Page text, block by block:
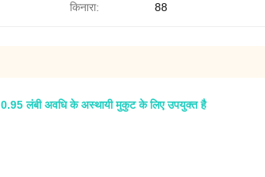
किनारा: 88
लंबी अवधि के अस्थायी मुकुट के लिए उपयुक्त है